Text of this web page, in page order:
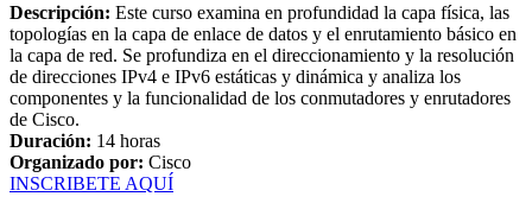
Descripción: Este curso examina en profundidad la capa física, las
topologías en la capa de enlace de datos y el enrutamiento básico en
la capa de red. Se profundiza en el direccionamiento y la resolución
de direcciones IPv4 e IPv6 estáticas y dinámica y analiza los
componentes y la funcionalidad de los conmutadores y enrutadores
de Cisco.
Duración: 14 horas
Organizado por: Cisco
INSCRIBETE AQUÍ